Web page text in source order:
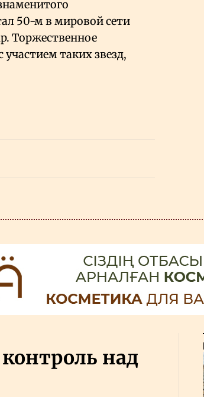
50-м в мировой сети
Торжественное
участием таких звезд,
над